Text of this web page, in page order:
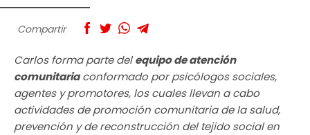
Compartir
Carlos forma parte delequipo de atención
comunitariaconformado por psicólogos sociales,
agentes y promotores, los cuales llevan a cabo
actividades de promoción comunitaria de la salud,
prevención y de reconstrucción del tejido social en